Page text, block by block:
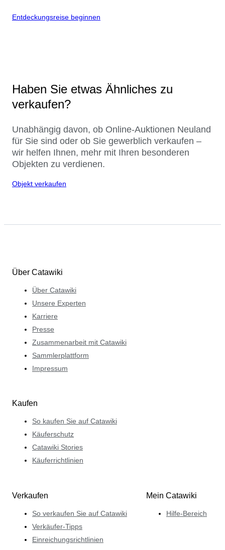
Entdeckungsreise beginnen
Haben Sie etwas Ähnliches zu
verkaufen?
Unabhängig davon, ob Online-Auktionen Neuland
für Sie sind oder ob Sie gewerblich verkaufen –
wir helfen Ihnen, mehr mit Ihren besonderen
Objekten zu verdienen.
Objekt verkaufen
Über Catawiki
Über Catawiki
Unsere Experten
Karriere
Presse
Zusammenarbeit mit Catawiki
Sammlerplattform
Impressum
Kaufen
So kaufen Sie auf Catawiki
Käuferschutz
Catawiki Stories
Käuferrichtlinien
Verkaufen
So verkaufen Sie auf Catawiki
Verkäufer-Tipps
Einreichungsrichtlinien
Mein Catawiki
Hilfe-Bereich